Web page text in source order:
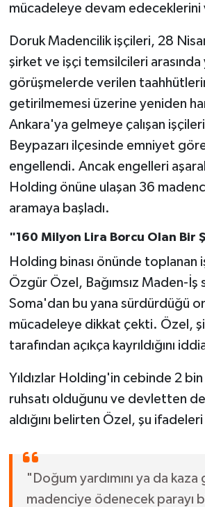
mücadeleye devam edeceklerini
Doruk Madencilik işçileri, 28
şirket ve işçi temsilcileri arasında
görüşmelerde verilen
getirilmemesi üzerine yeniden
Ankara'ya gelmeye çalışan
Beypazarı ilçesinde emniyet
engellendi. Ancak engelleri aşarak
Holding önüne ulaşan 36
aramaya başladı.
"160 Milyon Lira Borcu Olan Bir
Holding binası önünde toplanan
Özgür Özel, Bağımsız Maden-İş
Soma'dan bu yana sürdürdüğü
mücadeleye dikkat çekti. Özel,
tarafından açıkça kayrıldığını
Yıldızlar Holding'in cebinde 2
ruhsatı olduğunu ve devletten
aldığını belirten Özel, şu ifadeleri
"Doğum yardımını ya da
madenciye ödenecek parayı